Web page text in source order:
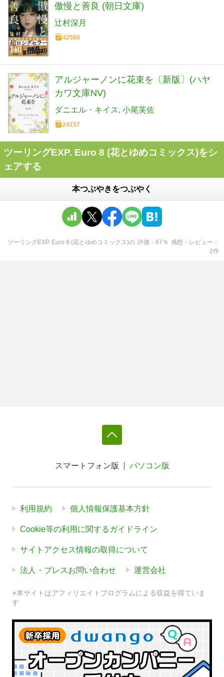
傲慢と善良 (朝日文庫)
辻村深月
42580
アルジャーノンに花束を〔新版〕(ハヤ
カワ文庫NV)
ダニエル・キイス 小尾芙佐
24157
ツーリングEXP. Euro 8 (花とゆめコミックス)をシ
ェアする
本つぶやきをつぶやく
ツーリングEXP. Euro 8 (花とゆめコミックス)の 評価 67 ％ 感想・レビュー
2件
スマートフォン版 パソコン版
利用規約 個人情報保護基本方針
Cookie等の利用に関するガイドライン
サイトアクセス情報の取得について
法人・プレスお問い合わせ 運営会社
※本サイトはアフィリエイトプログラムによる収益を得ていま
す